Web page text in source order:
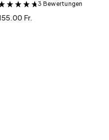
&
3 Bewertungen
Fr.